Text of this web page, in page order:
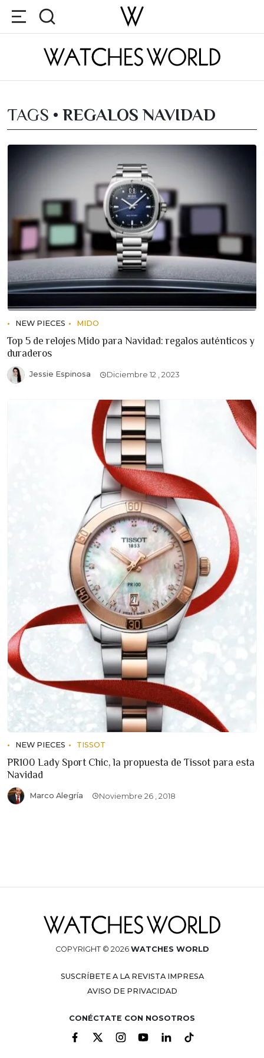
TAGS • REGALOS NAVIDAD
NEW PIECES MIDO
Top 5 de relojes Mido para Navidad: regalos auténticos y
duraderos
Jessie Espinosa Diciembre 12 , 2023
NEW PIECES TISSOT
PR100 Lady Sport Chic, la propuesta de Tissot para esta
Navidad
Marco Alegría Noviembre 26 , 2018
COPYRIGHT © 2026 WATCHES WORLD
SUSCRÍBETE A LA REVISTA IMPRESA
AVISO DE PRIVACIDAD
CONÉCTATE CON NOSOTROS